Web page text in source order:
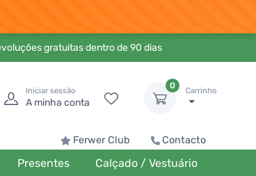
gratuitas dentro de 90 dias
Iniciar sessão
A minha conta
0
Carrinho
Ferwer Club Contacto
Presentes Calçado / Vestuário